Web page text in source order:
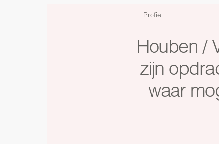
Profiel
Houben /
zijn
waar